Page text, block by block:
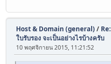
Host & Domain (general) /
ใบรับรอง จะเป็นอย่างไรบ้างครับ
10 พฤศจิกายน 2015, 11:21:52